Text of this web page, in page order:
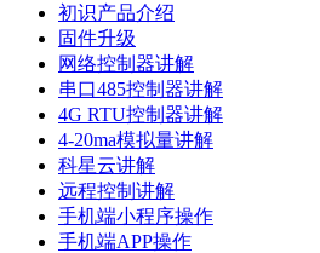
初识产品介绍
固件升级
网络控制器讲解
串口485控制器讲解
4G RTU控制器讲解
4-20ma模拟量讲解
科星云讲解
远程控制讲解
手机端小程序操作
手机端APP操作